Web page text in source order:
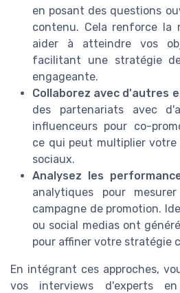
en posant des questions
contenu. Cela renforce
aider à atteindre vos
facilitant une stratégie
engageante.
Collaborez avec d'autres
des partenariats avec
influenceurs pour co-
ce qui peut multiplier votre
sociaux.
Analysez les
analytiques pour
campagne de promotion.
ou social medias ont
pour affiner votre stratégie
En intégrant ces approches,
vos interviews d'experts